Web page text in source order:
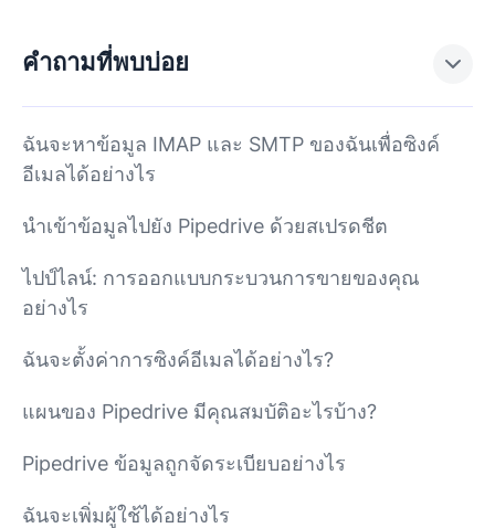
คำถามที่พบบ่อย
ฉันจะหาข้อมูล IMAP และ SMTP ของฉันเพื่อซิงค์
อีเมลได้อย่างไร
นำเข้าข้อมูลไปยัง Pipedrive ด้วยสเปรดชีต
ไปป์ไลน์: การออกแบบกระบวนการขายของคุณ
อย่างไร
ฉันจะตั้งค่าการซิงค์อีเมลได้อย่างไร?
แผนของ Pipedrive มีคุณสมบัติอะไรบ้าง?
Pipedrive ข้อมูลถูกจัดระเบียบอย่างไร
ฉันจะเพิ่มผู้ใช้ได้อย่างไร